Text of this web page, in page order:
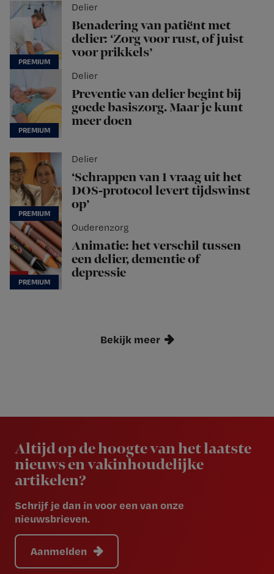
Delier
Benadering van patiënt met
delier: ‘Zorg voor rust, of juist
voor prikkels’
Delier
Preventie van delier begint bij
goede basiszorg. Maar je kunt
meer doen
Delier
‘Schrappen van 1 vraag uit het
DOS-protocol levert tijdswinst
op’
Ouderenzorg
Animatie: het verschil tussen
een delier, dementie of
depressie
Bekijk meer
Altijd op de hoogte van het laatste
nieuws en vakinhoudelijke
artikelen?
Schrijf je dan in voor een van onze
nieuwsbrieven.
Aanmelden